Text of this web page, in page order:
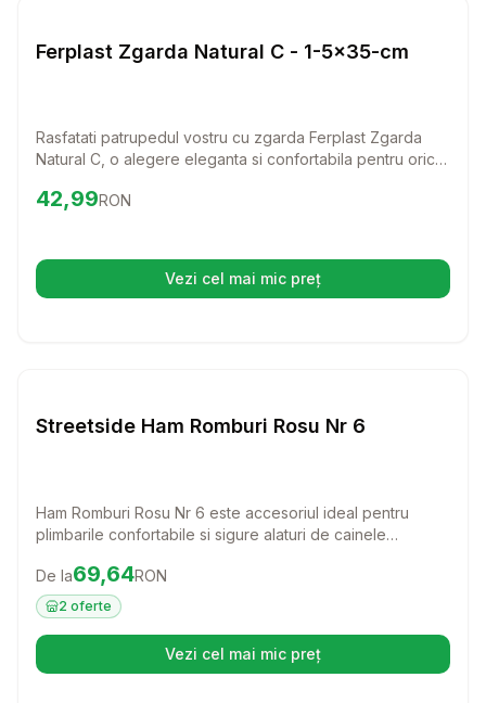
Lese si Zgarzi
Ferplast Zgarda Natural C - 1-5x35-cm
Rasfatati patrupedul vostru cu zgarda Ferplast Zgarda
Natural C, o alegere eleganta si confortabila pentru orice
combina stilul clasic cu functionalitatea, asigurand o
Preț:42.99
42,99RON
Vezi cel mai mic preț(se deschide într-o filă nouă)
Lese si Zgarzi
Streetside Ham Romburi Rosu Nr 6
Ham Romburi Rosu Nr 6 este accesoriul ideal pentru
plimbarile confortabile si sigure alaturi de cainele
ofera atat stil, cat si control, permitandu-va sa va bucurati
de fiecare moment petrecut impreuna.
Preț:69.64 RON
De la69,64RON
2 oferte
Vezi cel mai mic preț(se deschide într-o filă nouă)